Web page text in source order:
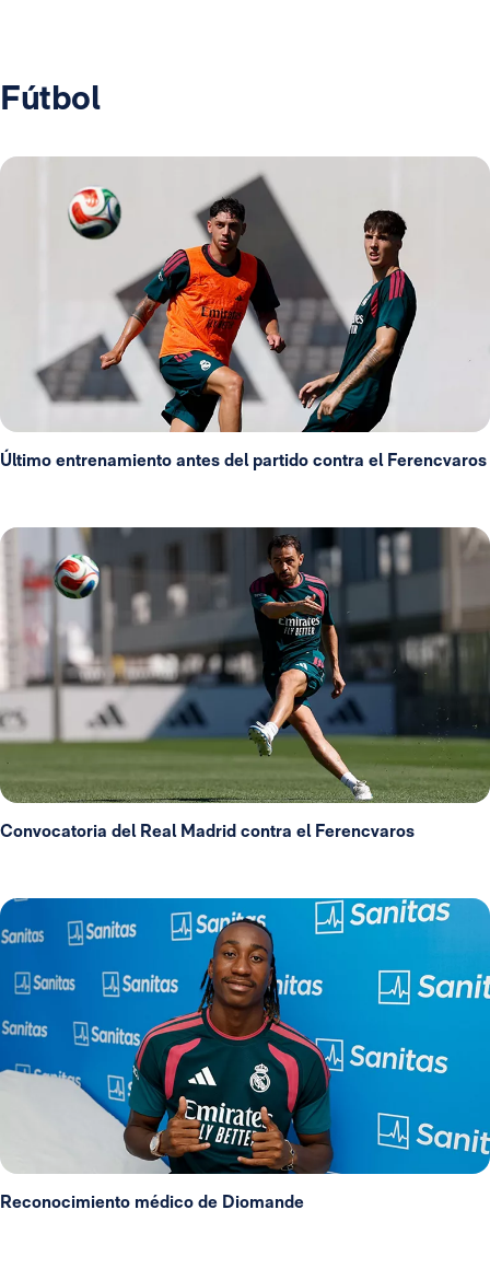
Fútbol
Último entrenamiento antes del partido contra el Ferencvaros
Convocatoria del Real Madrid contra el Ferencvaros
Reconocimiento médico de Diomande